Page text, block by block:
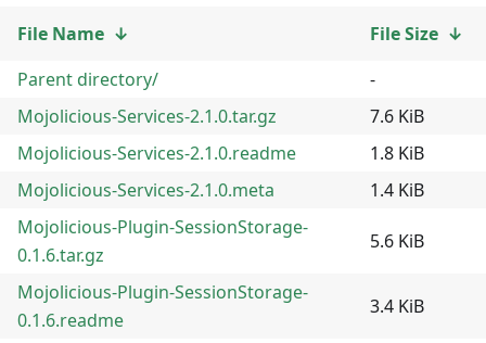
File Name ↓ File Size ↓
Parent directory/
-
Mojolicious-Services-2.1.0.tar.gz
7.6 KiB
Mojolicious-Services-2.1.0.readme
1.8 KiB
Mojolicious-Services-2.1.0.meta
1.4 KiB
Mojolicious-Plugin-SessionStorage-
0.1.6.tar.gz
5.6 KiB
Mojolicious-Plugin-SessionStorage-
0.1.6.readme
3.4 KiB